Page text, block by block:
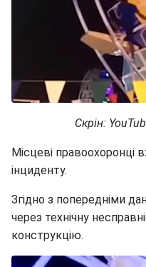
Скрін:
Місцеві правоохоронці
інциденту.
Згідно з попередніми
через технічну
конструкцію.